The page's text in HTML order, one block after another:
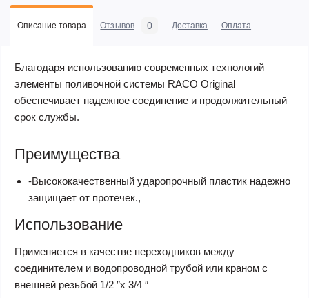
Описание товара Отзывов 0 Доставка Оплата
Благодаря использованию современных технологий
элементы поливочной системы RACO Original
обеспечивает надежное соединение и продолжительный
срок службы.
Преимущества
-Высококачественный ударопрочный пластик надежно
защищает от протечек.,
Использование
Применяется в качестве переходников между
соединителем и водопроводной трубой или краном с
внешней резьбой 1/2 ″х 3/4 ″